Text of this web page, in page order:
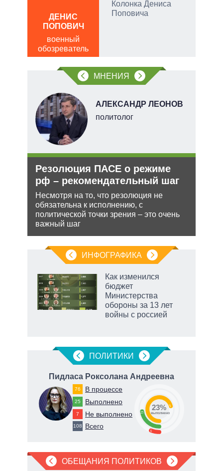
Колонка Дениса
Поповича
ДЕНИС
ПОПОВИЧ
военный
обозреватель
МНЕНИЯ
АЛЕКСАНДР ЛЕОНОВ
политолог
Резолюция ПАСЕ о режиме
рф – рекомендательный шаг
Несмотря на то, что резолюция не
обязательна к исполнению, с
политической точки зрения – это очень
важный шаг
ИНФОГРАФИКА
Как изменился
бюджет
Министерства
обороны за 13 лет
войны с россией
ПОЛИТИКИ
Пидласа Роксолана Андреевна
76 В процессе
25 Выполнено
7 Не выполнено
108 Всего
6
23
71
23%
выполнено
ОБЕЩАНИЯ ПОЛИТИКОВ